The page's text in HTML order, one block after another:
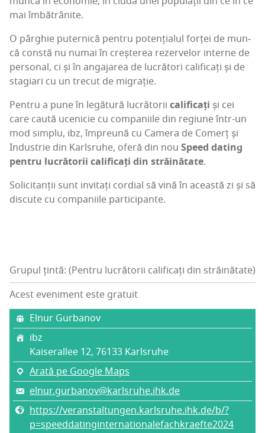
mai îmbătrânite.
O pâr­ghie puter­ni­că pen­tru poten­ți­a­lul for­ței de mun­
că con­stă nu numai în creș­te­rea rezer­ve­lor inter­ne de
per­so­nal, ci și în anga­ja­rea de lucră­tori cali­fi­cați și de
sta­gi­ari cu un tre­cut de migrație.
Pen­tru a pune în legă­tu­ră lucră­to­rii cali­fi­cați și cei
care cau­tă uce­ni­cie cu com­pa­ni­i­le din regiu­ne într-un
mod sim­plu, ibz, împre­u­nă cu Came­ra de Comerț și
Indus­trie din Karl­sru­he, ofe­ră din nou Spe­ed dating
pen­tru lucră­to­rii cali­fi­cați din stră­i­nă­ta­te.
Soli­ci­tan­ții sunt invi­tați cor­di­al să vină în aceas­tă zi și să
dis­cu­te cu com­pa­ni­i­le participante.
Grupul țintă: (Pentru lucrătorii calificați din străinătate)
Acest eveniment este gratuit
Elnur Gur­ba­nov
ibz
Kai­se­ra­l­lee 12, 76133 Karl­sru­he
Arată pe Google Maps
elnur.gurbanov@karlsruhe.ihk.de
https://veranstaltungen.karlsruhe.ihk.de/b/?
p=speeddatinginternationalefachkraefte2024